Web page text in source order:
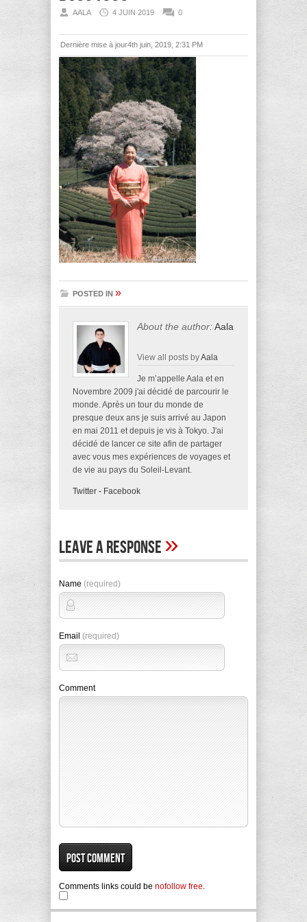
AALA 4 JUIN 2019 0
Dernière mise à jour4th juin, 2019, 2:31 PM
POSTED IN »
About the author:Aala
View all posts byAala
Je m’appelle Aala et en
Novembre 2009 j'ai décidé de parcourir le
monde. Après un tour du monde de
presque deux ans je suis arrivé au Japon
en mai 2011 et depuis je vis à Tokyo. J'ai
décidé de lancer ce site afin de partager
avec vous mes expériences de voyages et
de vie au pays du Soleil-Levant.
Twitter - Facebook
Leave A Response»
Name (required)
Email (required)
Comment
Comments links could be nofollow free.